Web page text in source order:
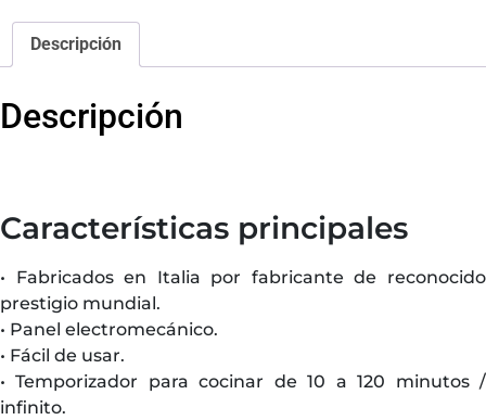
Descripción
Descripción
Características principales
• Fabricados en Italia por fabricante de reconocido
prestigio mundial.
• Panel electromecánico.
• Fácil de usar.
• Temporizador para cocinar de 10 a 120 minutos /
infinito.